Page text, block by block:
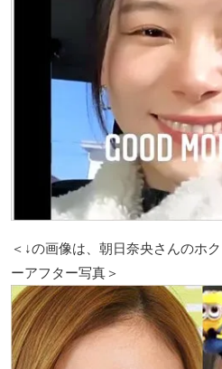
＜↓の画像は、朝日奈央さんのホ
ーアフター写真＞